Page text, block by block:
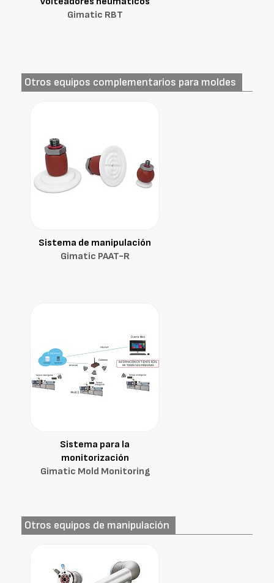
Gimatic RBT
Otros equipos complementarios para moldes
Sistema de manipulación
Gimatic PAAT-R
Sistema para la
monitorización
Gimatic Mold Monitoring
Otros equipos de manipulación